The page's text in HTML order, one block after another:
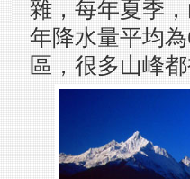
雜，每年夏季
年降水量平均
區，很多山峰